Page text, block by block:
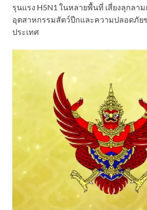
รุนแรง H5N1 ในหลายพื้นที่ เสี่ยงลุกลา
อุตสาหกรรมสัตว์ปีกและความปลอดภัย
ประเทศ